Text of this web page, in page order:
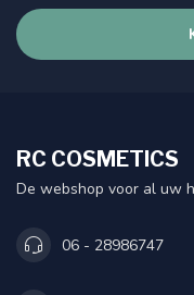
RC COSMETICS
De webshop voor al uw
06 - 28986747